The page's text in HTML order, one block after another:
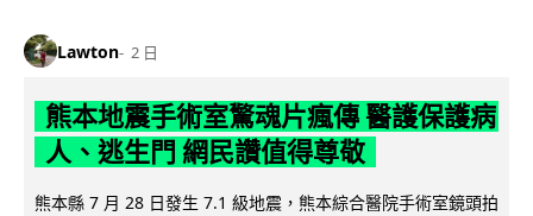
Lawton 2 日
熊本地震手術室驚魂片瘋傳 醫護保護病
人、逃生門 網民讚值得尊敬
熊本縣 7 月 28 日發生 7.1 級地震，熊本綜合醫院手術室鏡頭拍